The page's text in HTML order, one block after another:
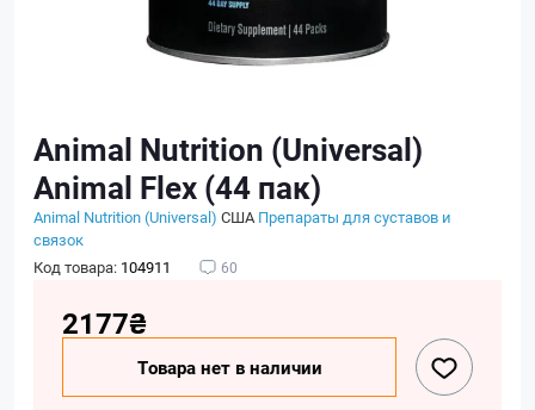
Animal Nutrition (Universal)
Animal Flex (44 пак)
Animal Nutrition (Universal) США Препараты для суставов и
связок
Код товара: 104911 60
2177₴
Товара нет в наличии